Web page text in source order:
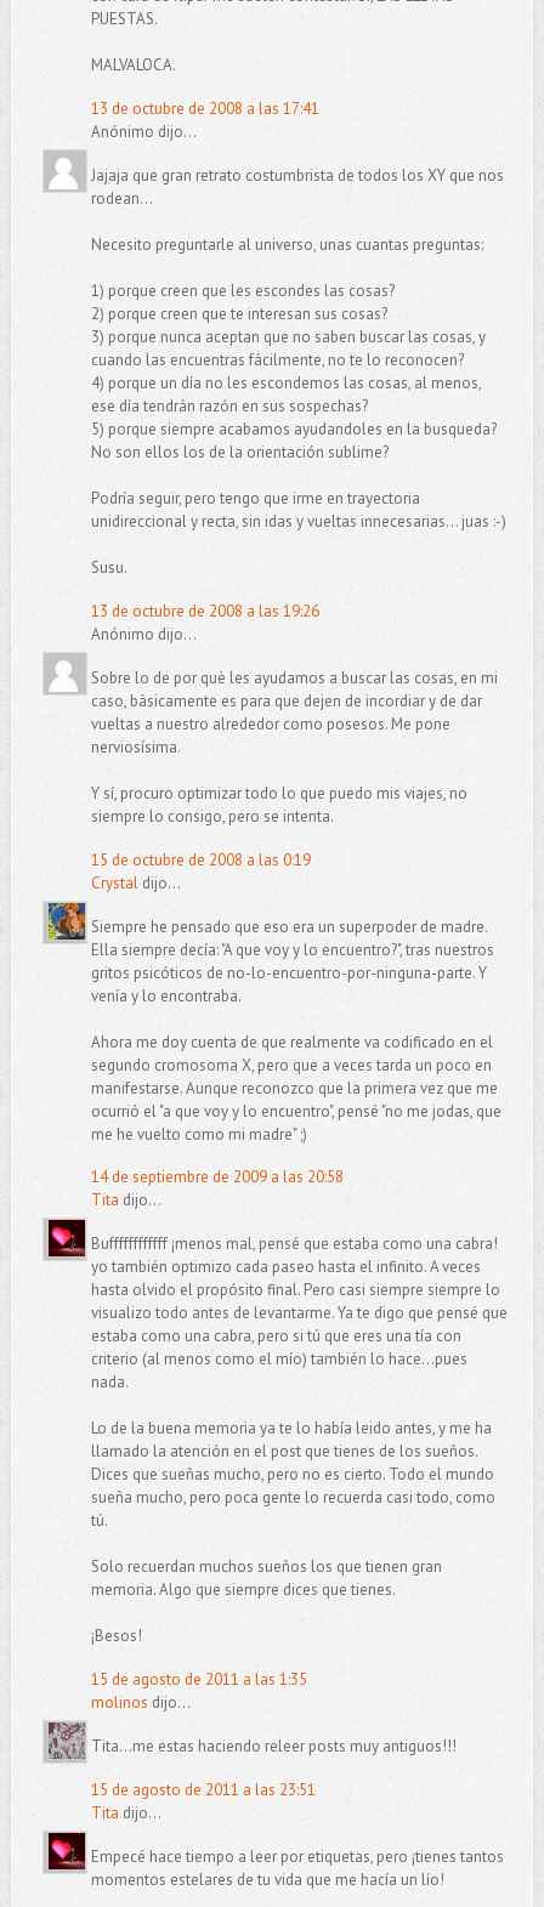
PUESTAS.
MALVALOCA.
13 de octubre de 2008 a las 17:41
Anónimo dijo...
Jajaja que gran retrato costumbrista de todos los XY que nos
rodean...
Necesito preguntarle al universo, unas cuantas preguntas:
1) porque creen que les escondes las cosas?
2) porque creen que te interesan sus cosas?
3) porque nunca aceptan que no saben buscar las cosas, y
cuando las encuentras fácilmente, no te lo reconocen?
4) porque un día no les escondemos las cosas, al menos,
ese día tendrán razón en sus sospechas?
5) porque siempre acabamos ayudandoles en la busqueda?
No son ellos los de la orientación sublime?
Podría seguir, pero tengo que irme en trayectoria
unidireccional y recta, sin idas y vueltas innecesarias... juas :-)
Susu.
13 de octubre de 2008 a las 19:26
Anónimo dijo...
Sobre lo de por què les ayudamos a buscar las cosas, en mi
caso, bàsicamente es para que dejen de incordiar y de dar
vueltas a nuestro alrededor como posesos. Me pone
nerviosísima.
Y sí, procuro optimizar todo lo que puedo mis viajes, no
siempre lo consigo, pero se intenta.
15 de octubre de 2008 a las 0:19
Crystaldijo...
Siempre he pensado que eso era un superpoder de madre.
Ella siempre decía: "A que voy y lo encuentro?", tras nuestros
gritos psicóticos de no-lo-encuentro-por-ninguna-parte. Y
venía y lo encontraba.
Ahora me doy cuenta de que realmente va codificado en el
segundo cromosoma X, pero que a veces tarda un poco en
manifestarse. Aunque reconozco que la primera vez que me
ocurrió el "a que voy y lo encuentro", pensé "no me jodas, que
me he vuelto como mi madre" ;)
14 de septiembre de 2009 a las 20:58
Tita dijo...
Buffffffffffff ¡menos mal, pensé que estaba como una cabra!
yo también optimizo cada paseo hasta el infinito. A veces
hasta olvido el propósito final. Pero casi siempre siempre lo
visualizo todo antes de levantarme. Ya te digo que pensé que
estaba como una cabra, pero si tú que eres una tía con
criterio (al menos como el mío) también lo hace...pues
nada.
Lo de la buena memoria ya te lo había leido antes, y me ha
llamado la atención en el post que tienes de los sueños.
Dices que sueñas mucho, pero no es cierto. Todo el mundo
sueña mucho, pero poca gente lo recuerda casi todo, como
tú.
Solo recuerdan muchos sueños los que tienen gran
memoria. Algo que siempre dices que tienes.
¡Besos!
15 de agosto de 2011 a las 1:35
molinos dijo...
Tita...me estas haciendo releer posts muy antiguos!!!
15 de agosto de 2011 a las 23:51
Tita dijo...
Empecé hace tiempo a leer por etiquetas, pero ¡tienes tantos
momentos estelares de tu vida que me hacía un lío!